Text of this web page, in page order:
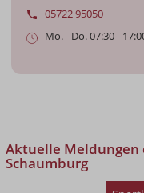
05722 95050
Mo. - Do. 07:30 -
Aktuelle Meldungen
Schaumburg